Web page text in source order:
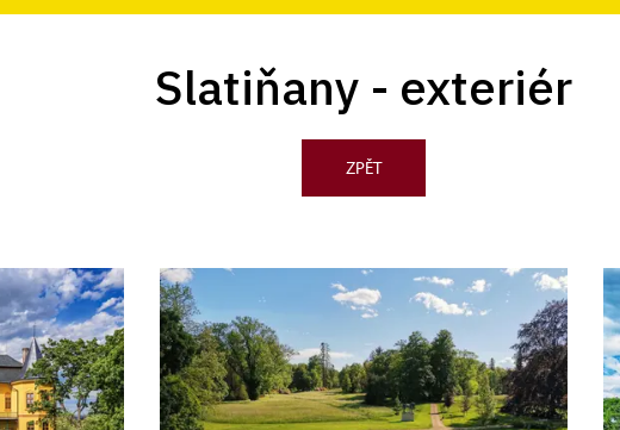
Slatiňany - exteriér
ZPĚT